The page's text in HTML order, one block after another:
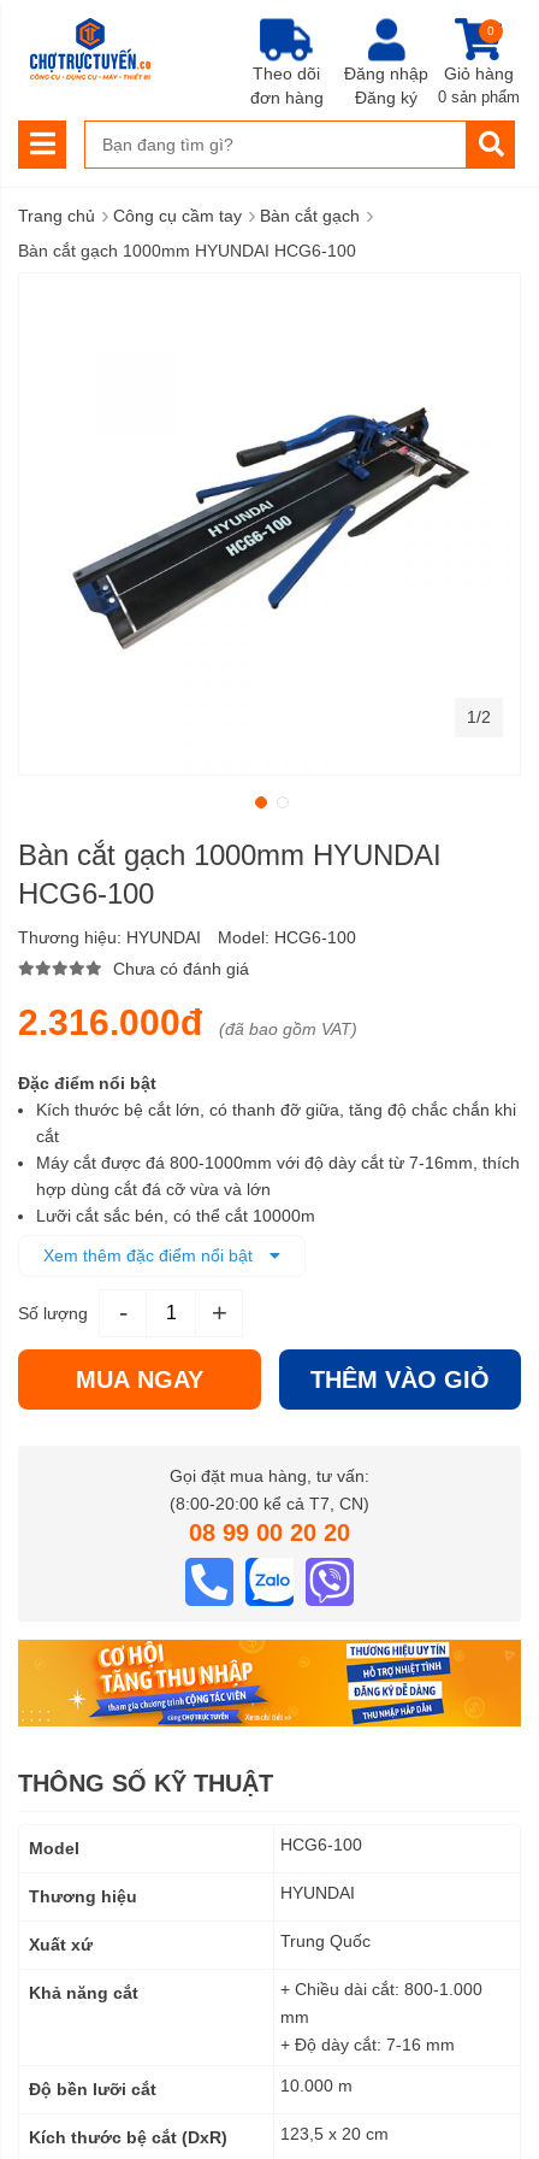
Đăng nhập
Đăng ký
Giỏ hàng
0
0 sản phẩm
Theo dõi
đơn hàng
Trang chủ › Công cụ cầm tay › Bàn cắt gạch ›
Bàn cắt gạch 1000mm HYUNDAI HCG6-100
Bàn cắt gạch 1000mm HYUNDAI
HCG6-100
Thương hiệu: HYUNDAI Model: HCG6-100
Chưa có đánh giá
2.316.000đ (đã bao gồm VAT)
Đặc điểm nổi bật
Kích thước bệ cắt lớn, có thanh đỡ giữa, tăng độ chắc chắn khi
cắt
Máy cắt được đá 800-1000mm với độ dày cắt từ 7-16mm, thích
hợp dùng cắt đá cỡ vừa và lớn
Lưỡi cắt sắc bén, có thể cắt 10000m
Khung bàn cắt làm từ kim loại chắc chắn, độ bền cao, ít hư
Xem thêm đặc điểm nổi bật
Số lượng - +
MUA NGAY THÊM VÀO GIỎ
Gọi đặt mua hàng, tư vấn:
(8:00-20:00 kể cả T7, CN)
08 99 00 20 20
1/2
THÔNG SỐ KỸ THUẬT
kỹ
Model HCG6-100
Thương hiệu HYUNDAI
Xuất xứ Trung Quốc
Khả năng cắt
+ Chiều dài cắt: 800-1.000
mm
+ Độ dày cắt: 7-16 mm
Độ bền lưỡi cắt 10.000 m
Kích thước bệ cắt (DxR) 123,5 x 20 cm